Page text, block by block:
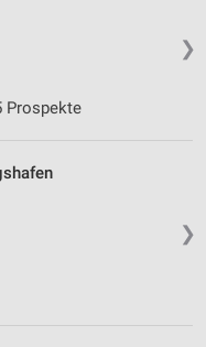
❯
Prospekte
❯